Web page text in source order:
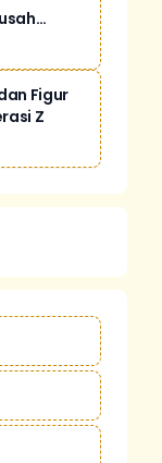
Figur
Z